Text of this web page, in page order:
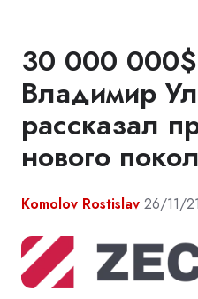
30 000 000$
Владимир
рассказал
нового
Komolov Rostislav 26/11/21